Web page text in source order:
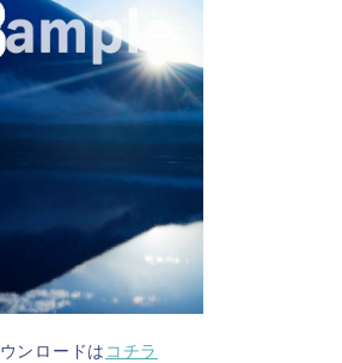
ンロードは コチラ